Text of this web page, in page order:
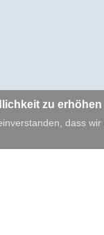
zu erhöhen
dass wir